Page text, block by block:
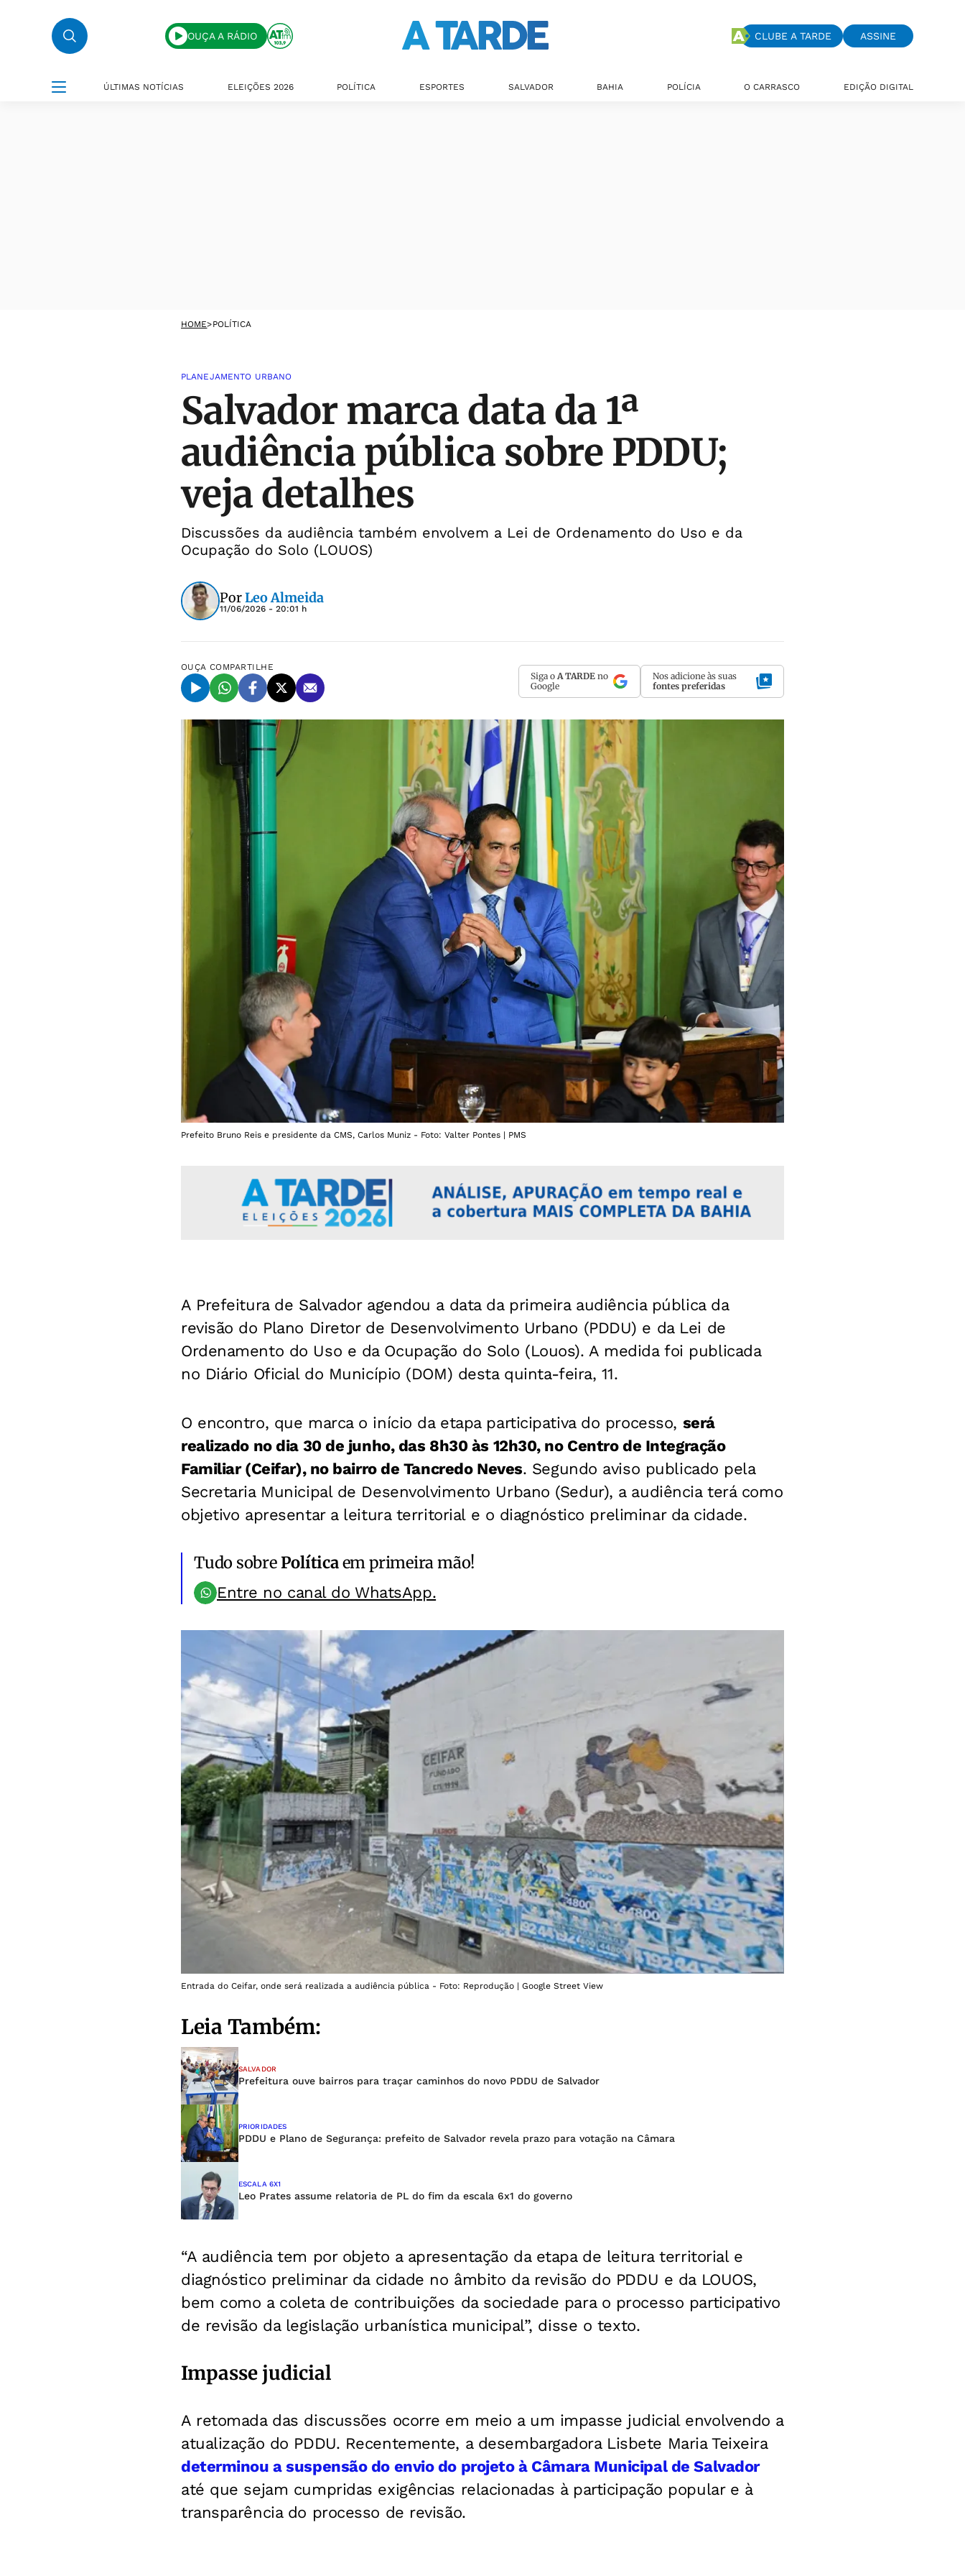
OUÇA A RÁDIO CLUBE A TARDE ASSINE
ÚLTIMAS NOTÍCIAS ELEIÇÕES 2026 POLÍTICA ESPORTES SALVADOR BAHIA POLÍCIA O CARRASCO EDIÇÃO DIGITAL
HOME>POLÍTICA
PLANEJAMENTO URBANO
Salvador marca data da 1ª
audiência pública sobre PDDU;
veja detalhes
Discussões da audiência também envolvem a Lei de Ordenamento do Uso e da
Ocupação do Solo (LOUOS)
PorLeo Almeida
11/06/2026 - 20:01 h
OUÇA COMPARTILHE
Siga o A TARDE no
Google
Nos adicione às suas
fontes preferidas
Prefeito Bruno Reis e presidente da CMS, Carlos Muniz - Foto: Valter Pontes | PMS
A Prefeitura de Salvador agendou a data da primeira audiência pública da
revisão do Plano Diretor de Desenvolvimento Urbano (PDDU) e da Lei de
Ordenamento do Uso e da Ocupação do Solo (Louos). A medida foi publicada
no Diário Oficial do Município (DOM) desta quinta-feira, 11.
O encontro, que marca o início da etapa participativa do processo, será
realizado no dia 30 de junho, das 8h30 às 12h30, no Centro de Integração
Familiar (Ceifar), no bairro de Tancredo Neves. Segundo aviso publicado pela
Secretaria Municipal de Desenvolvimento Urbano (Sedur), a audiência terá como
objetivo apresentar a leitura territorial e o diagnóstico preliminar da cidade.
Tudo sobrePolíticaem primeira mão!
Entre no canal do WhatsApp.
Entrada do Ceifar, onde será realizada a audiência pública - Foto: Reprodução | Google Street View
Leia Também:
SALVADOR
Prefeitura ouve bairros para traçar caminhos do novo PDDU de Salvador
PRIORIDADES
PDDU e Plano de Segurança: prefeito de Salvador revela prazo para votação na Câmara
ESCALA 6X1
Leo Prates assume relatoria de PL do fim da escala 6x1 do governo
“A audiência tem por objeto a apresentação da etapa de leitura territorial e
diagnóstico preliminar da cidade no âmbito da revisão do PDDU e da LOUOS,
bem como a coleta de contribuições da sociedade para o processo participativo
de revisão da legislação urbanística municipal”, disse o texto.
Impasse judicial
A retomada das discussões ocorre em meio a um impasse judicial envolvendo a
atualização do PDDU. Recentemente, a desembargadora Lisbete Maria Teixeira
determinou a suspensão do envio do projeto à Câmara Municipal de Salvador
até que sejam cumpridas exigências relacionadas à participação popular e à
transparência do processo de revisão.